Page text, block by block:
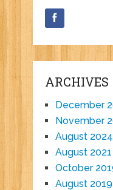
ARCHIVES
December
November
August 2024
August 2021
October
August 2019